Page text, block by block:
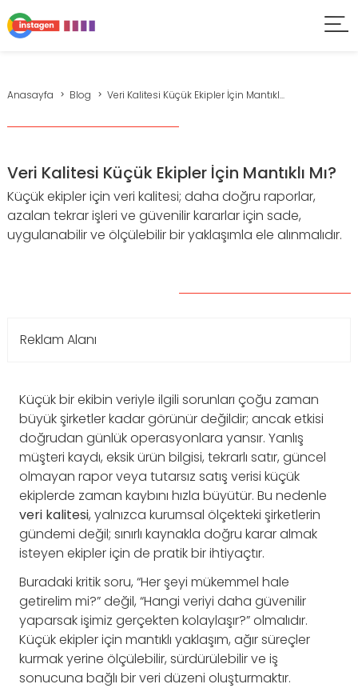
Anasayfa Blog Veri Kalitesi Küçük Ekipler İçin Mantıkl...
Veri Kalitesi Küçük Ekipler İçin Mantıklı Mı?
Küçük ekipler için veri kalitesi; daha doğru raporlar,
azalan tekrar işleri ve güvenilir kararlar için sade,
uygulanabilir ve ölçülebilir bir yaklaşımla ele alınmalıdır.
Reklam Alanı
Küçük bir ekibin veriyle ilgili sorunları çoğu zaman
büyük şirketler kadar görünür değildir; ancak etkisi
doğrudan günlük operasyonlara yansır. Yanlış
müşteri kaydı, eksik ürün bilgisi, tekrarlı satır, güncel
olmayan rapor veya tutarsız satış verisi küçük
ekiplerde zaman kaybını hızla büyütür. Bu nedenle
veri kalitesi, yalnızca kurumsal ölçekteki şirketlerin
gündemi değil; sınırlı kaynakla doğru karar almak
isteyen ekipler için de pratik bir ihtiyaçtır.
Buradaki kritik soru, “Her şeyi mükemmel hale
getirelim mi?” değil, “Hangi veriyi daha güvenilir
yaparsak işimiz gerçekten kolaylaşır?” olmalıdır.
Küçük ekipler için mantıklı yaklaşım, ağır süreçler
kurmak yerine ölçülebilir, sürdürülebilir ve iş
sonucuna bağlı bir veri düzeni oluşturmaktır.